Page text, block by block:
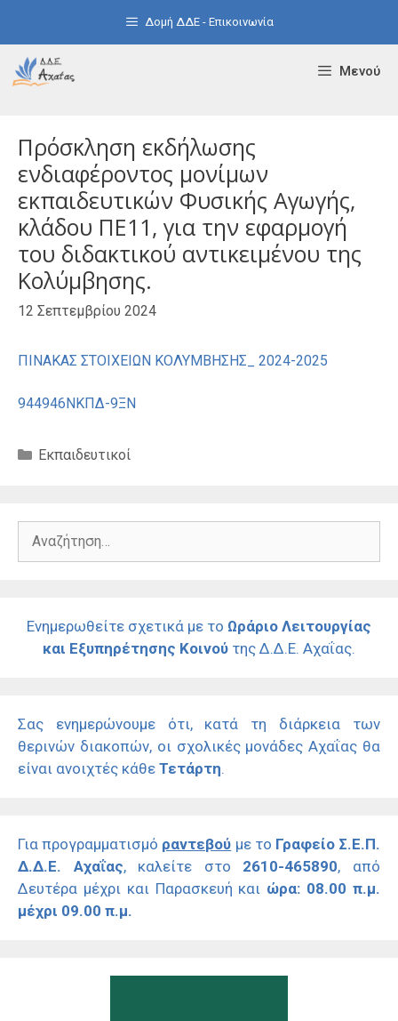
Δομή ΔΔΕ - Επικοινωνία
Μενού
Πρόσκληση εκδήλωσης
ενδιαφέροντος μονίμων
εκπαιδευτικών Φυσικής Αγωγής,
κλάδου ΠΕ11, για την εφαρμογή
του διδακτικού αντικειμένου της
Κολύμβησης.
12 Σεπτεμβρίου 2024
ΠΙΝΑΚΑΣ ΣΤΟΙΧΕΙΩΝ ΚΟΛΥΜΒΗΣΗΣ_ 2024-2025
944946ΝΚΠΔ-9ΞΝ
Κατηγορίες
Εκπαιδευτικοί
Αναζήτηση
Ενημερωθείτε σχετικά με το Ωράριο Λειτουργίας
και Εξυπηρέτησης Κοινού της Δ.Δ.Ε. Αχαΐας.
Σας ενημερώνουμε ότι, κατά τη διάρκεια των
θερινών διακοπών, οι σχολικές μονάδες Αχαΐας θα
είναι ανοιχτές κάθε Τετάρτη.
Για προγραμματισμό ραντεβού με το Γραφείο Σ.Ε.Π.
Δ.Δ.Ε. Αχαΐας, καλείτε στο 2610-465890, από
Δευτέρα μέχρι και Παρασκευή και ώρα: 08.00 π.μ.
μέχρι 09.00 π.μ.